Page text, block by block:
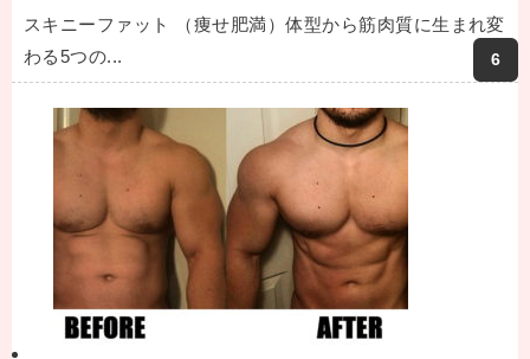
スキニーファット （痩せ肥満）体型から筋肉質に生まれ変
わる5つの...